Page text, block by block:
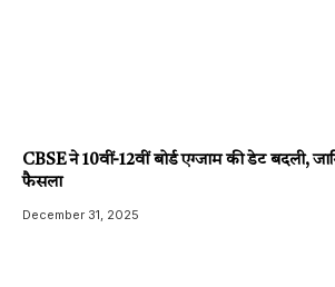
CBSE ने 10वीं-12वीं बोर्ड एग्जाम की डेट बदली,
फैसला
December 31, 2025